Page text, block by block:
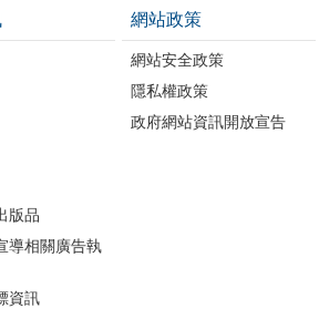
版品
導相關廣告執
資訊
網站政策
網站安全政策
隱私權政策
政府網站資訊開放宣告